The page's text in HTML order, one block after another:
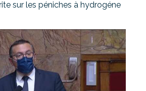
sur les péniches à hydrogéne